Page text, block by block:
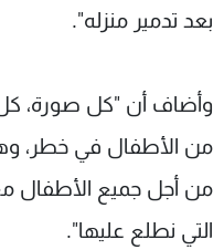
بعد تدمير منزله".
وأضاف أن "كل صورة، كل
من الأطفال في خطر،
من أجل جميع الأطفال مع
التي نطلع عليها".